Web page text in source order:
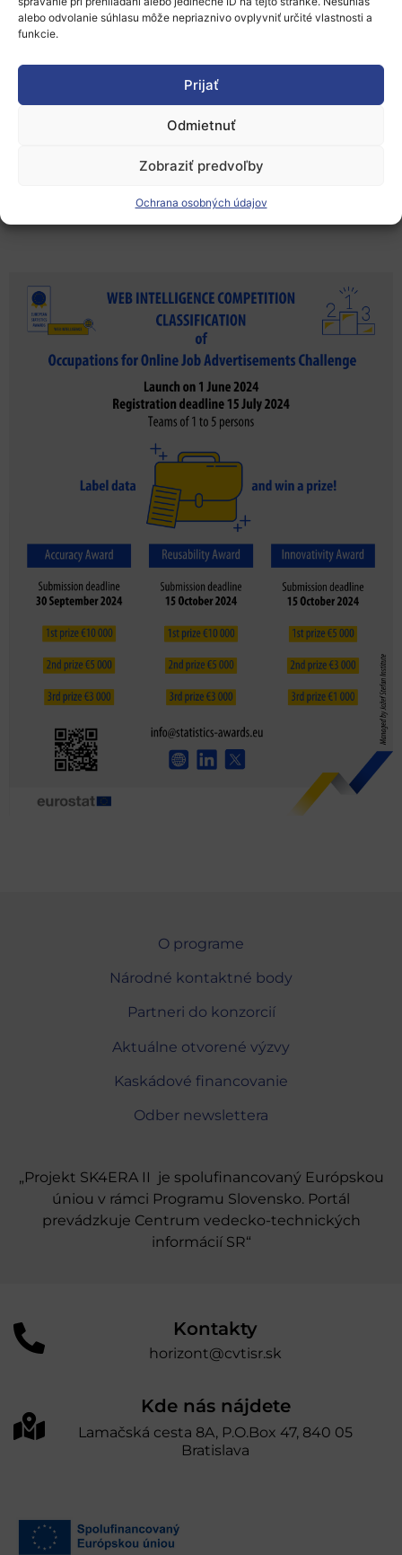
alebo odvolanie súhlasu môže nepriaznivo ovplyvniť určité vlastnosti a
funkcie.
Prijať
Odmietnuť
Zobraziť predvoľby
Ochrana osobných údajov
kategóriách môže váš tím vyhrať až 25.000
€.
Viac informácií získate na stránke
info@statistics-awards.eu
dozviete ďalšie podrobnosti.
O programe
Národné kontaktné body
Partneri do konzorcií
Aktuálne otvorené výzvy
Kaskádové financovanie
Odber newslettera
„Projekt SK4ERA II je spolufinancovaný Európskou
úniou v rámci Programu Slovensko. Portál
prevádzkuje Centrum vedecko-technických
informácií SR“
Kontakty
horizont@cvtisr.sk
Kde nás nájdete
Lamačská cesta 8A, P.O.Box 47, 840 05
Bratislava